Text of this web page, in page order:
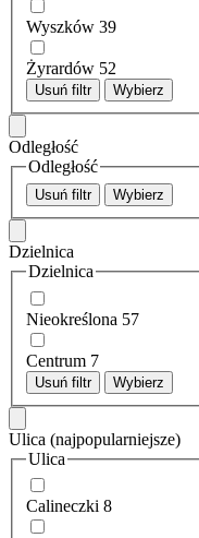
Wyszków 39
Żyrardów 52
Usuń filtr Wybierz
Odległość
Odległość
Usuń filtr Wybierz
Dzielnica
Dzielnica
Nieokreślona 57
Centrum 7
Usuń filtr Wybierz
Ulica (najpopularniejsze)
Ulica
Calineczki 8